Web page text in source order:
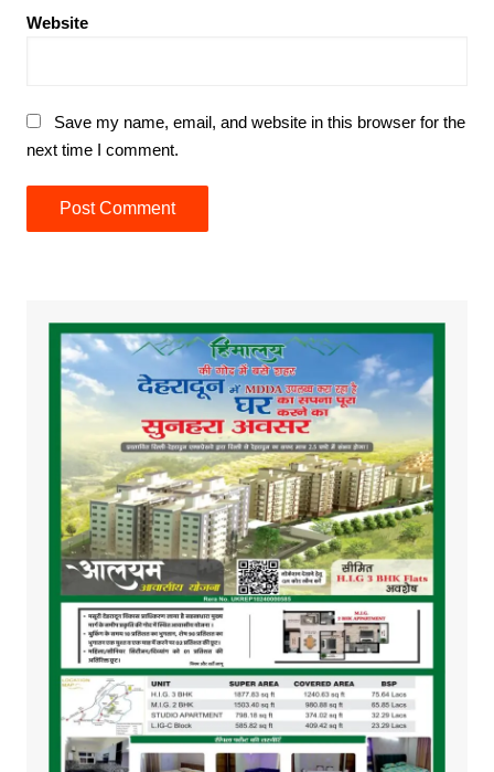
Website
Save my name, email, and website in this browser for the
next time I comment.